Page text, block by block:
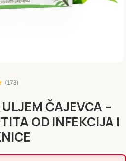
ČAJEVCA –
OD INFEKCIJA I